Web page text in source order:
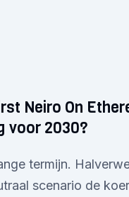
Neiro On
voor 2030?
termijn.
scenario de